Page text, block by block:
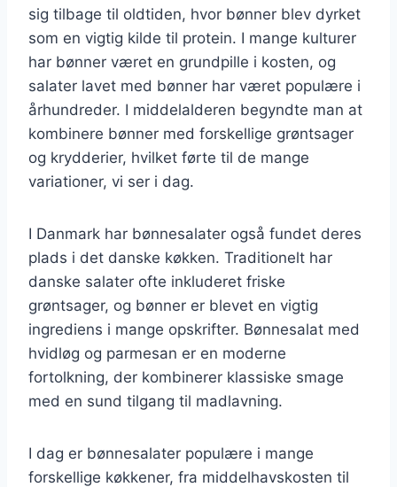
sig tilbage til oldtiden, hvor bønner blev dyrket
som en vigtig kilde til protein. I mange kulturer
har bønner været en grundpille i kosten, og
salater lavet med bønner har været populære i
århundreder. I middelalderen begyndte man at
kombinere bønner med forskellige grøntsager
og krydderier, hvilket førte til de mange
variationer, vi ser i dag.
I Danmark har bønnesalater også fundet deres
plads i det danske køkken. Traditionelt har
danske salater ofte inkluderet friske
grøntsager, og bønner er blevet en vigtig
ingrediens i mange opskrifter. Bønnesalat med
hvidløg og parmesan er en moderne
fortolkning, der kombinerer klassiske smage
med en sund tilgang til madlavning.
I dag er bønnesalater populære i mange
forskellige køkkener, fra middelhavskosten til